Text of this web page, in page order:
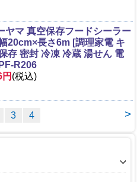
ヤマ 真空保存フードシーラー
20cm×長さ6m [調理家電 キ
存 密封 冷凍 冷蔵 湯せん 電
R206
(税込)
>
3 4